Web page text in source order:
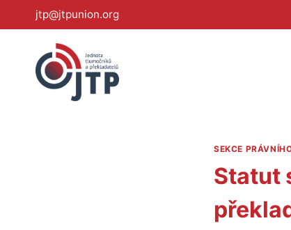
Přeskočit
na
jtp@jtpunion.org
SEKCE
Statut